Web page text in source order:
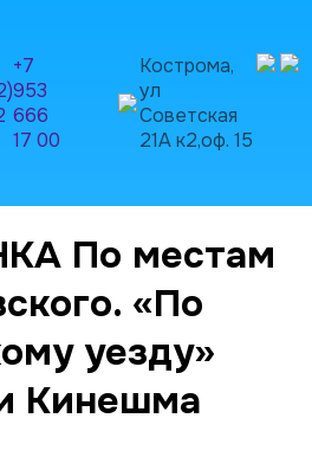
+7
953
666
17 00
Кострома,
ул
Советская
21А к2,оф. 15
По местам
«По
уезду»
Кинешма